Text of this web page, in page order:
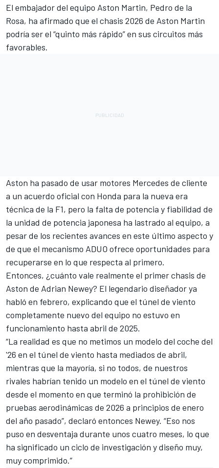
El embajador del equipo Aston Martin, Pedro de la
Rosa, ha afirmado que el chasis 2026 de Aston Martin
podría ser el “quinto más rápido” en sus circuitos más
favorables.
Aston ha pasado de usar motores Mercedes de cliente
a un acuerdo oficial con Honda para la nueva era
técnica de la F1, pero la falta de potencia y fiabilidad de
la unidad de potencia japonesa ha lastrado al equipo, a
pesar de los recientes avances en este último aspecto y
de que el mecanismo ADUO ofrece oportunidades para
recuperarse en lo que respecta al primero.
Entonces, ¿cuánto vale realmente el primer chasis de
Aston de Adrian Newey? El legendario diseñador ya
habló en febrero, explicando que el túnel de viento
completamente nuevo del equipo no estuvo en
funcionamiento hasta abril de 2025.
“La realidad es que no metimos un modelo del coche del
'26 en el túnel de viento hasta mediados de abril,
mientras que la mayoría, si no todos, de nuestros
rivales habrían tenido un modelo en el túnel de viento
desde el momento en que terminó la prohibición de
pruebas aerodinámicas de 2026 a principios de enero
del año pasado”, declaró entonces Newey. “Eso nos
puso en desventaja durante unos cuatro meses, lo que
ha significado un ciclo de investigación y diseño muy,
muy comprimido.”